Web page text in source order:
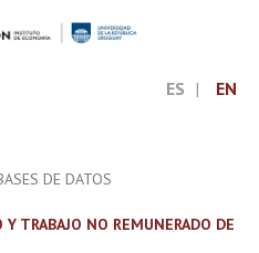
ES EN
DE DATOS
TRABAJO NO REMUNERADO DE